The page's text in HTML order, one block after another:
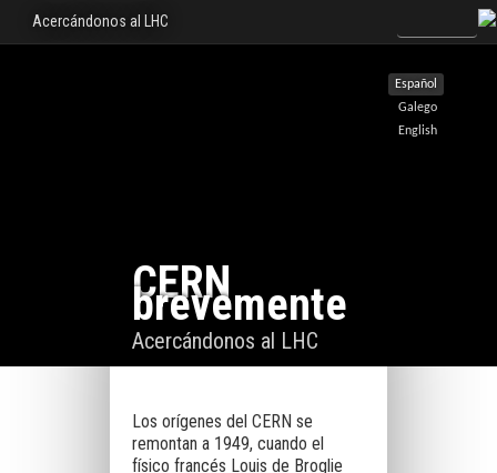
Español
Galego
English
Acercándonos al LHC
CERN
brevemente
Acercándonos al LHC
Los orígenes del CERN se
remontan a 1949, cuando el
físico francés Louis de Broglie